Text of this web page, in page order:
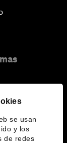
se usan
y los
de redes